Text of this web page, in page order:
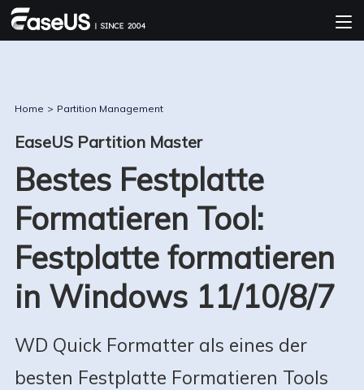
Home > Partition Management
EaseUS Partition Master
Bestes Festplatte
Formatieren Tool:
Festplatte formatieren
in Windows 11/10/8/7
WD Quick Formatter als eines der
besten Festplatte Formatieren Tools